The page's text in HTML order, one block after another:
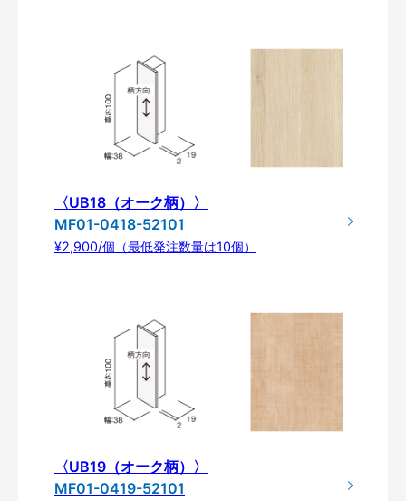
〈UB18（オーク柄）〉
MF01-0418-52101
¥2,900/個（最低発注数量は10個）
〈UB19（オーク柄）〉
MF01-0419-52101